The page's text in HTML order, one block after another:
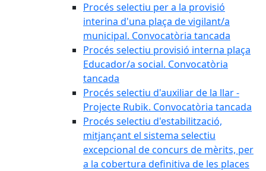
Procés selectiu per a la provisió
interina d'una plaça de vigilant/a
municipal. Convocatòria tancada
Procés selectiu provisió interna plaça
Educador/a social. Convocatòria
tancada
Procés selectiu d'auxiliar de la llar -
Projecte Rubik. Convocatòria tancada
Procés selectiu d'estabilització,
mitjançant el sistema selectiu
excepcional de concurs de mèrits, per
a la cobertura definitiva de les places